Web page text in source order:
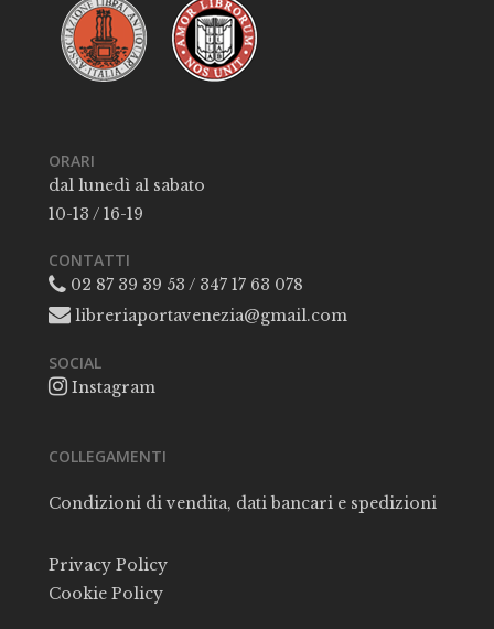
ORARI
dal lunedì al sabato
10-13 / 16-19
CONTATTI
02 87 39 39 53 / 347 17 63 078
libreriaportavenezia@gmail.com
SOCIAL
Instagram
COLLEGAMENTI
Condizioni di vendita, dati bancari e spedizioni
Privacy Policy
Cookie Policy